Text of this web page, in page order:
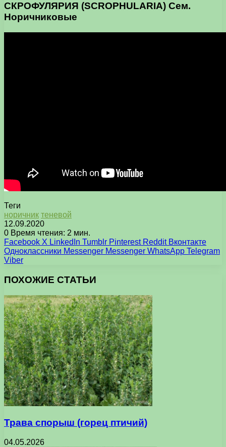
СКРОФУЛЯРИЯ (SCROPHULARIA) Сем.
Норичниковые
Теги
норичник теневой
12.09.2020
0 Время чтения: 2 мин.
Facebook X LinkedIn Tumblr Pinterest Reddit Вконтакте
Одноклассники Messenger Messenger WhatsApp Telegram
Viber
ПОХОЖИЕ СТАТЬИ
Трава спорыш (горец птичий)
04.05.2026